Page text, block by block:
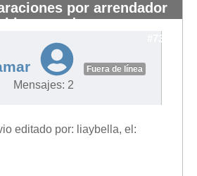
de Junta de Propietarios
de Propietarios
de Vivienda en Propiedad
por arrendador
impago de renta
#7324
Fuera de línea
Mensajes: 2
editado por: liaybella, el: